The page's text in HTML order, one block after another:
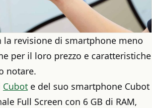
la revisione di smartphone meno
per il loro prezzo e caratteristiche
notare.
Cubot e del suo smartphone Cubot
Full Screen con 6 GB di RAM,